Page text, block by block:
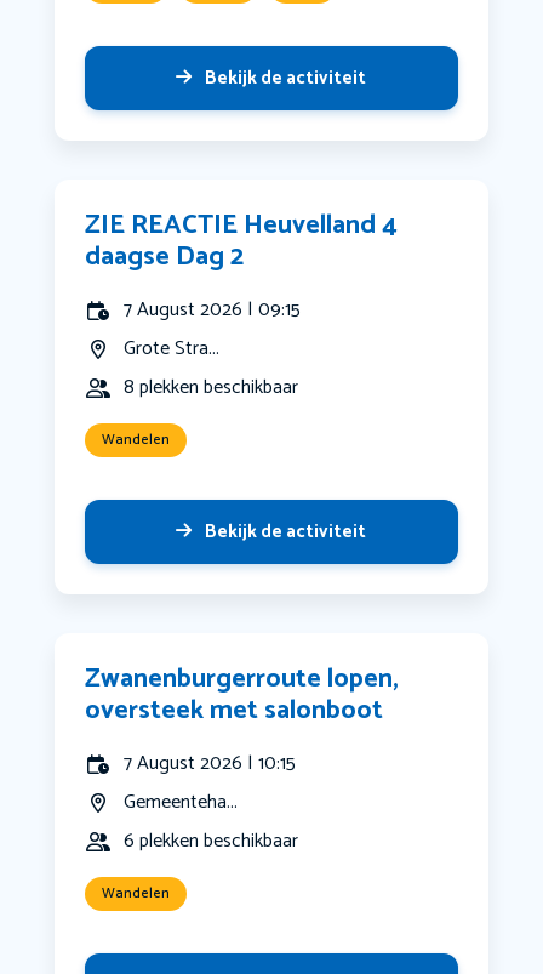
Bekijk de activiteit
ZIE REACTIE Heuvelland 4
daagse Dag 2
7 August 2026 | 09:15
Grote Stra...
8 plekken beschikbaar
Wandelen
Bekijk de activiteit
Zwanenburgerroute lopen,
oversteek met salonboot
7 August 2026 | 10:15
Gemeenteha...
6 plekken beschikbaar
Wandelen